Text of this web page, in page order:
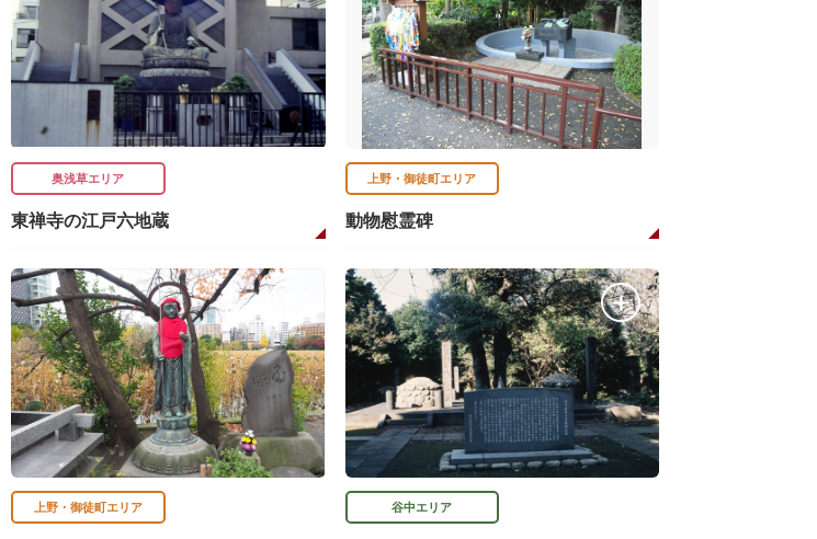
奥浅草エリア
東禅寺の江戸六地蔵
上野・御徒町エリア
動物慰霊碑
上野・御徒町エリア 谷中エリア